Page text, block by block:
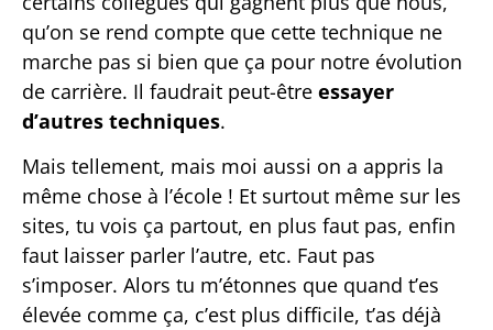
qu’on se rend compte que cette technique ne
marche pas si bien que ça pour notre évolution
de carrière. Il faudrait peut-être essayer
d’autres techniques.
Mais tellement, mais moi aussi on a appris la
même chose à l’école ! Et surtout même sur les
sites, tu vois ça partout, en plus faut pas, enfin
faut laisser parler l’autre, etc. Faut pas
s’imposer. Alors tu m’étonnes que quand t’es
élevée comme ça, c’est plus difficile, t’as déjà